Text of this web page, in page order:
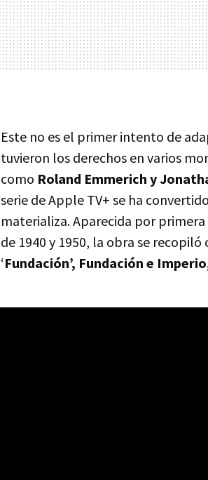
Este no es el primer intento de
tuvieron los derechos en varios
como Roland Emmerich y
serie de Apple TV+ se ha
materializa. Aparecida por
de 1940 y 1950, la obra se
‘Fundación’, Fundación e